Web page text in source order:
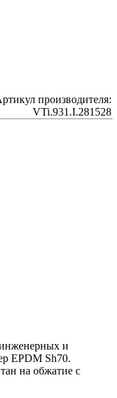
производителя:
VTi.931.I.281528
и
EPDM Sh70.
на обжатие с